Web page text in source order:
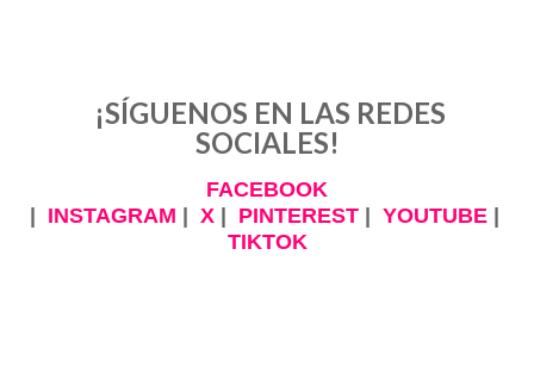
¡SÍGUENOS EN LAS REDES
SOCIALES!
FACEBOOK
INSTAGRAM X| PINTEREST| YOUTUBE|
TIKTOK